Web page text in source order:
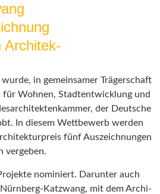
Archi­tek­
in gemein­samer Träger­schaft
für Wohnen, Stadt­ent­wicklung und
der Deutsche
In diesem Wettbewerb werden
fünf Auszeich­nungen
vergeben.
nominiert. Darunter auch
Katzwang, mit dem Archi­